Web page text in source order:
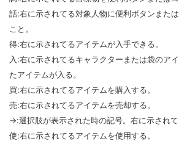
話:右に示されてる対象人物に便利ボタンまた
こと。
得:右に示されてるアイテムが入手できる。
入:右に示されてるキャラクターまたは袋のア
たアイテムが入る。
買:右に示されてるアイテムを購入する。
売:右に示されてるアイテムを売却する。
→:選択肢が表示された時の記号。右に示されて
使:右に示されてるアイテムを使用する。